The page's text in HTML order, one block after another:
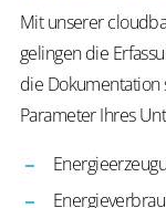
Mit unserer
gelingen die
die
Parameter Ihres